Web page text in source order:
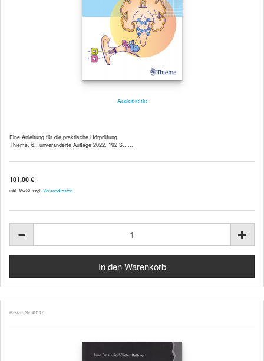
Audiometrie
Eine Anleitung für die praktische Hörprüfung
Thieme, 6., unveränderte Auflage 2022, 192 S., ...
101,00 €
inkl. MwSt. zzgl. Versandkosten
Bestell-Nr. 49117